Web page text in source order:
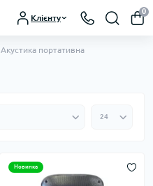
Клієнту
0
Акустика портативна
Новинка